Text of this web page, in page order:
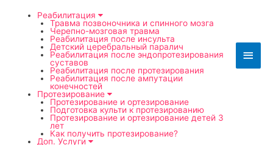
Реабилитация
Травма позвоночника и спинного мозга
Черепно-мозговая травма
Реабилитация после инсульта
Детский церебральный паралич
Реабилитация после эндопротезирования
суставов
Реабилитация после протезирования
Реабилитация после ампутации
конечностей
Протезирование
Протезирование и ортезирование
Подготовка культи к протезированию
Протезирование и ортезирование детей 3
лет
Как получить протезирование?
Доп. Услуги